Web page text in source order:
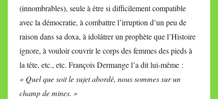
(innombrables), seule à être si difficilement compatible
avec la démocratie, à combattre l’irruption d’un peu de
raison dans sa doxa, à idolâtrer un prophète que l’Histoire
ignore, à vouloir couvrir le corps des femmes des pieds à
la tête, etc., etc. François Dermange l’a dit lui-même :
« Quel que soit le sujet abordé, nous sommes sur un
champ de mines. »